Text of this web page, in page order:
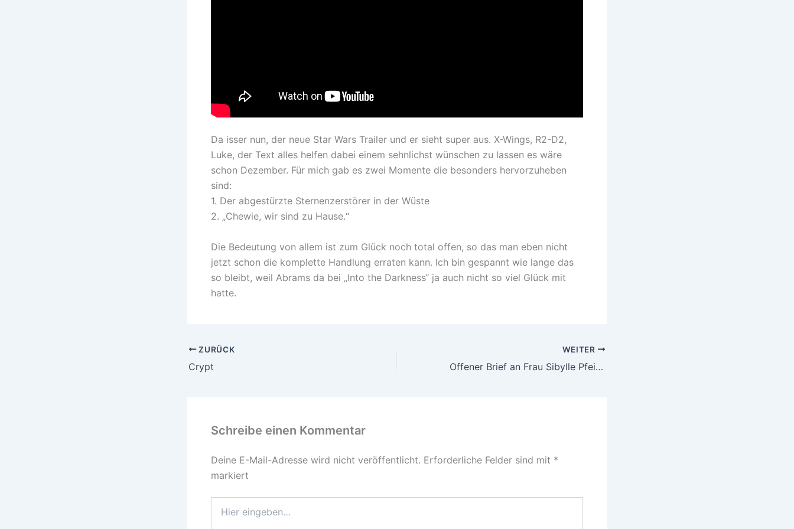
Da isser nun, der neue Star Wars Trailer und er sieht super aus. X-Wings, R2-D2,
Luke, der Text alles helfen dabei einem sehnlichst wünschen zu lassen es wäre
schon Dezember. Für mich gab es zwei Momente die besonders hervorzuheben
sind:
1. Der abgestürzte Sternenzerstörer in der Wüste
2. „Chewie, wir sind zu Hause.“
Die Bedeutung von allem ist zum Glück noch total offen, so das man eben nicht
jetzt schon die komplette Handlung erraten kann. Ich bin gespannt wie lange das
so bleibt, weil Abrams da bei „Into the Darkness“ ja auch nicht so viel Glück mit
hatte.
ZURÜCK
Crypt
WEITER
Offener Brief an Frau Sibylle Pfeiffer bzgl. Höchstspeicherfristen für Verkehrsdaten
Schreibe einen Kommentar
Deine E-Mail-Adresse wird nicht veröffentlicht. Erforderliche Felder sind mit *
markiert
eingeben…